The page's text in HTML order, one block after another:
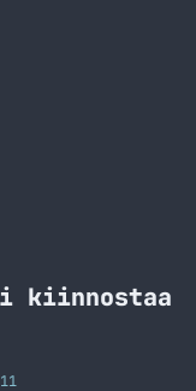
kiinnostaa